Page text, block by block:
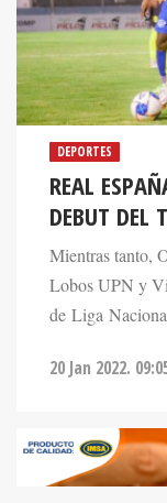
DEPORTES
REAL
DEBUT DEL
Mientras tanto,
Lobos UPN y
de Liga